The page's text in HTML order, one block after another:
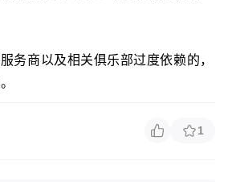
务商以及相关俱乐部过度依赖的，
1